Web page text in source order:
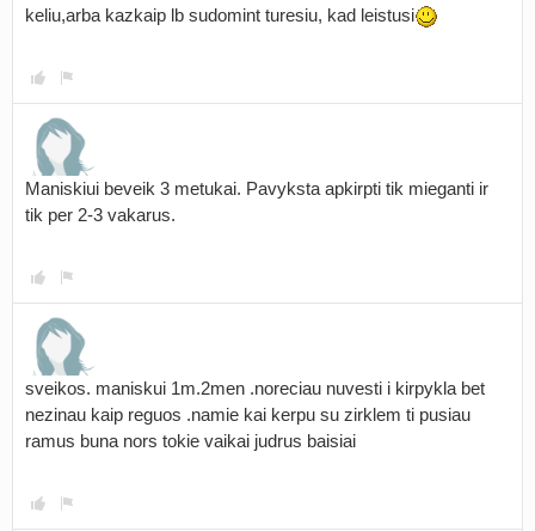
keliu,arba kazkaip lb sudomint turesiu, kad leistusi
Maniskiui beveik 3 metukai. Pavyksta apkirpti tik mieganti ir
tik per 2-3 vakarus.
sveikos. maniskui 1m.2men .noreciau nuvesti i kirpykla bet
nezinau kaip reguos .namie kai kerpu su zirklem ti pusiau
ramus buna nors tokie vaikai judrus baisiai